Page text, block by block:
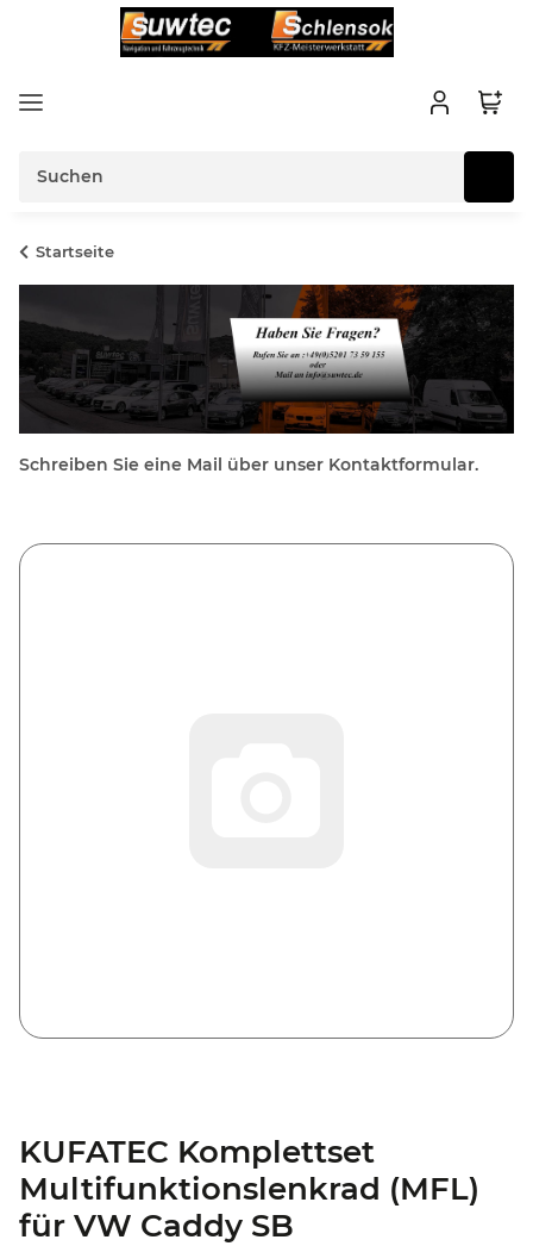
Startseite
Schreiben Sie eine Mail über unser Kontaktformular.
KUFATEC Komplettset
Multifunktionslenkrad (MFL)
für VW Caddy SB